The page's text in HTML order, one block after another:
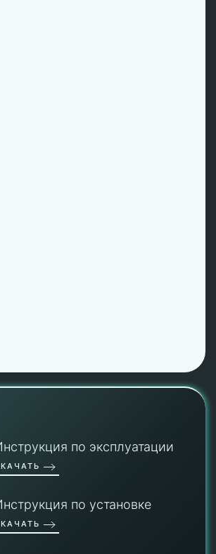
по эксплуатации
по установке